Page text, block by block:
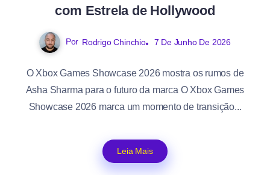
com Estrela de Hollywood
Por Rodrigo Chinchio 7 De Junho De 2026
O Xbox Games Showcase 2026 mostra os rumos de
Asha Sharma para o futuro da marca O Xbox Games
Showcase 2026 marca um momento de transição...
Leia Mais